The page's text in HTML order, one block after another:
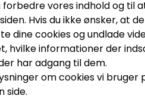
forbedre vores indhold og til
Hvis du ikke ønsker, at
dine cookies og undlade
hvilke informationer der
har adgang til dem.
om cookies vi bruger
side.